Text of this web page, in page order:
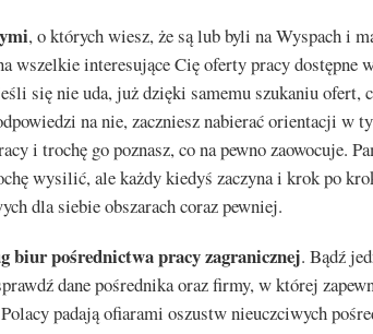
, o których wiesz, że są lub byli na Wyspach i
wszelkie interesujące Cię oferty pracy dostępne
się nie uda, już dzięki samemu szukaniu ofert,
na nie, zaczniesz nabierać orientacji w
i trochę go poznasz, co na pewno zaowocuje.
wysilić, ale każdy kiedyś zaczyna i krok po
dla siebie obszarach coraz pewniej.
biur pośrednictwa pracy zagranicznej. Bądź
dane pośrednika oraz firmy, w której
padają ofiarami oszustw nieuczciwych